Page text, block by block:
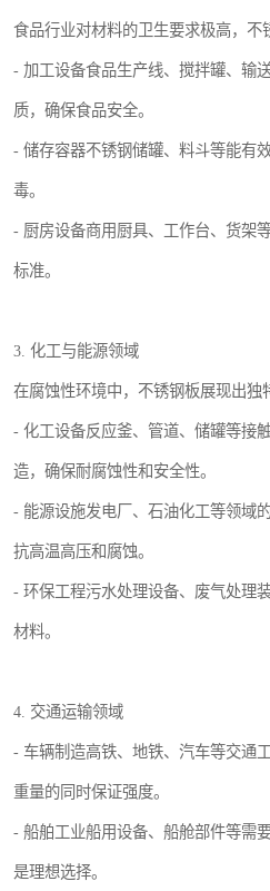
食品行业对材料的卫生要求极高，不
- 加工设备食品生产线、搅拌罐、输
质，确保食品安全。
- 储存容器不锈钢储罐、料斗等能有
毒。
- 厨房设备商用厨具、工作台、货架
标准。
3. 化工与能源领域
在腐蚀性环境中，不锈钢板展现出独
- 化工设备反应釜、管道、储罐等接
造，确保耐腐蚀性和安全性。
- 能源设施发电厂、石油化工等领域
抗高温高压和腐蚀。
- 环保工程污水处理设备、废气处理
材料。
4. 交通运输领域
- 车辆制造高铁、地铁、汽车等交通
重量的同时保证强度。
- 船舶工业船用设备、船舱部件等需
是理想选择。